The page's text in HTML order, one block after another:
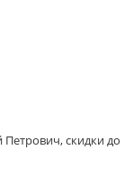
скидки до